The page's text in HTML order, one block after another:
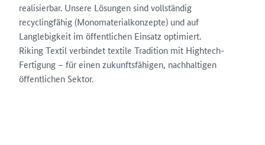
realisierbar. Unsere Lösungen sind vollständig
recyclingfähig (Monomaterialkonzepte) und auf
Langlebigkeit im öffentlichen Einsatz optimiert.
Riking Textil verbindet textile Tradition mit Hightech-
Fertigung – für einen zukunftsfähigen, nachhaltigen
öffentlichen Sektor.